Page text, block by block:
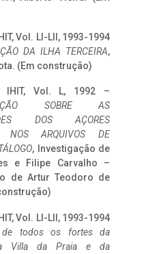
Vol. LI-LII, 1993-1994
DA ILHA TERCEIRA,
(Em construção)
IHIT, Vol. L, 1992 –
SOBRE AS
DOS AÇORES
NOS ARQUIVOS DE
, Investigação de
e Filipe Carvalho –
de Artur Teodoro de
Vol. LI-LII, 1993-1994
de todos os fortes da
Villa da Praia e da